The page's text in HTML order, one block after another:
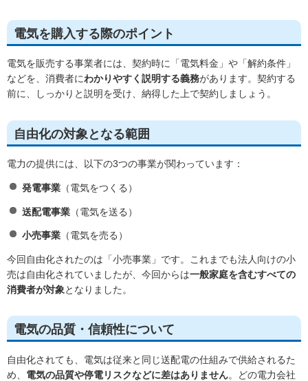
電気を購入する際のポイント
電気を販売する事業者には、契約時に「電気料金」や「解約条件」
などを、消費者にわかりやすく説明する義務があります。契約する
前に、しっかりと説明を受け、納得した上で契約しましょう。
自由化の対象となる範囲
電力の提供には、以下の3つの事業が関わっています：
発電事業 （電気をつくる）
送配電事業 （電気を送る）
小売事業 （電気を売る）
今回自由化されたのは「小売事業」です。これまでも法人向けの小
売は自由化されていましたが、今回からは一般家庭を含むすべての
消費者が対象となりました。
電気の品質・信頼性について
自由化されても、電気は従来と同じ送配電の仕組みで供給されるた
め、 電気の品質や停電リスクなどに差はありません。どの電力会社